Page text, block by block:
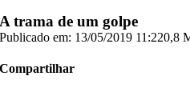
A trama de um golpe
Publicado em: 13/05/2019 11:220,8
Compartilhar